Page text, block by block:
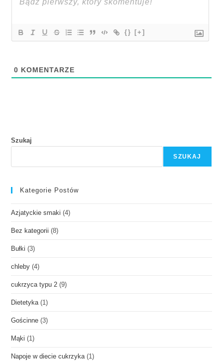
{} [+]
0 KOMENTARZE
Szukaj
SZUKAJ
Kategorie Postów
Azjatyckie smaki (4)
Bez kategorii (8)
Bułki (3)
chleby (4)
cukrzyca typu 2 (9)
Dietetyka (1)
Gościnne (3)
Mąki (1)
Napoje w diecie cukrzyka (1)